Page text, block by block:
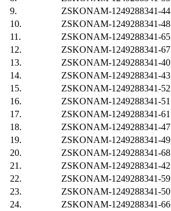
9.
ZSKONAM-1249288341-44
10.
ZSKONAM-1249288341-48
11.
ZSKONAM-1249288341-65
12.
ZSKONAM-1249288341-67
13.
ZSKONAM-1249288341-40
14.
ZSKONAM-1249288341-43
15.
ZSKONAM-1249288341-52
16.
ZSKONAM-1249288341-51
17.
ZSKONAM-1249288341-61
18.
ZSKONAM-1249288341-47
19.
ZSKONAM-1249288341-49
20.
ZSKONAM-1249288341-68
21.
ZSKONAM-1249288341-42
22.
ZSKONAM-1249288341-59
23.
ZSKONAM-1249288341-50
24.
ZSKONAM-1249288341-66